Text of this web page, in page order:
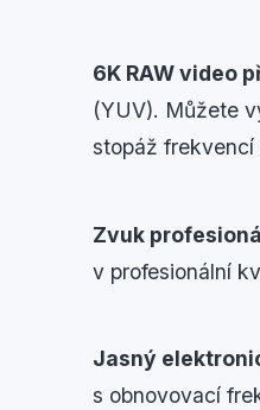
6K RAW video
(YUV). Můžete
stopáž frekvencí
Zvuk
v profesionální
Jasný
s obnovovací